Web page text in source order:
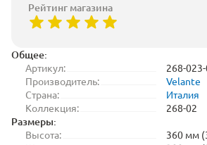
Общее:
Артикул:
268-
Производитель:
Velante
Страна:
Италия
Коллекция:
268-02
Размеры:
Высота:
360 мм
Рейтинг магазина